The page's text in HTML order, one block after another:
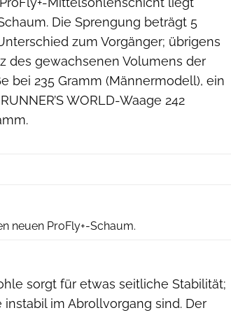
Die Sprengung beträgt 5
zum Vorgänger; übrigens
des gewachsenen Volumens der
bei 235 Gramm (Männermodell), ein
WORLD-Waage 242
neuen ProFly+-Schaum.
sorgt für etwas seitliche Stabilität;
im Abrollvorgang sind. Der